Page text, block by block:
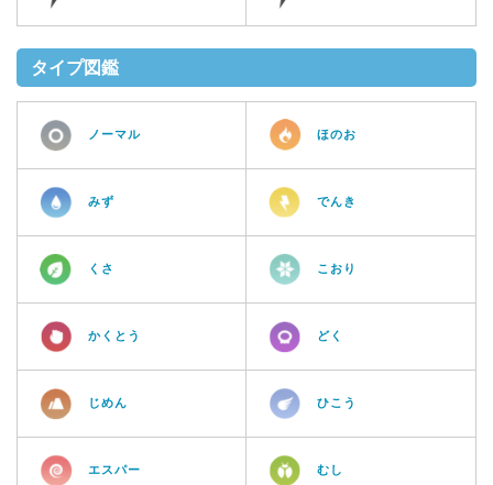
タイプ図鑑
ノーマル ほのお
みず でんき
くさ こおり
かくとう どく
じめん ひこう
エスパー むし